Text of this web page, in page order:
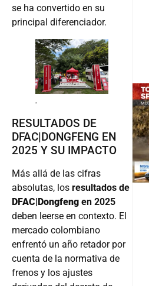
se ha convertido en su
principal diferenciador.
.
RESULTADOS DE
DFAC|DONGFENG EN
2025 Y SU IMPACTO
Más allá de las cifras
absolutas, los resultados de
DFAC|Dongfeng en 2025
deben leerse en contexto. El
mercado colombiano
enfrentó un año retador por
cuenta de la normativa de
frenos y los ajustes